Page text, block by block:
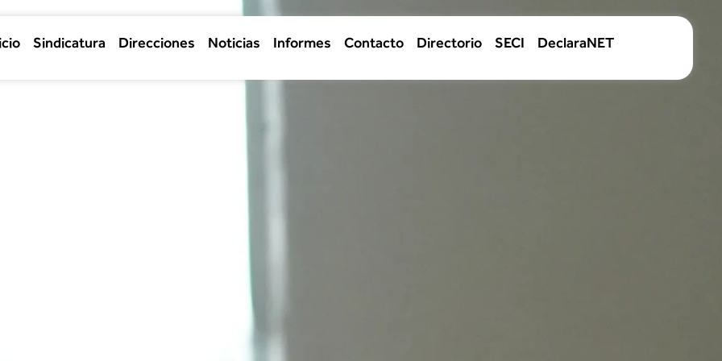
Sindicatura Direcciones Noticias Informes Contacto Directorio SECI DeclaraNET